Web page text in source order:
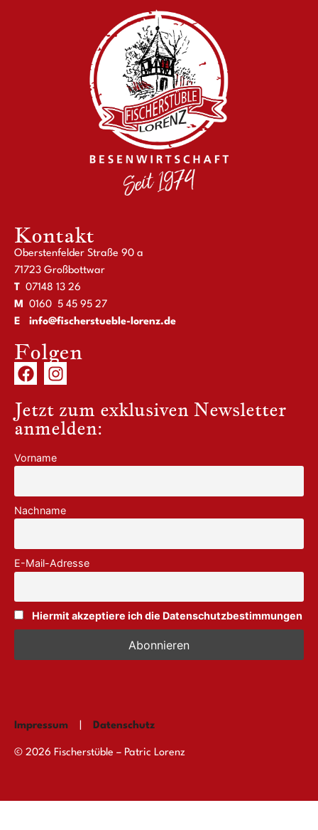
Kontakt
Oberstenfelder Straße 90 a
71723 Großbottwar
T 07148 13 26
M
0160 5 45 95 27
E
info@fischerstueble-lorenz.de
Folgen
Impressum Datenschutz
© 2026 Fischerstüble – Patric Lorenz
Jetzt zum exklusiven Newsletter
anmelden:
Vorname
Nachname
E-Mail-Adresse
Hiermit akzeptiere ich die Datenschutzbestimmungen